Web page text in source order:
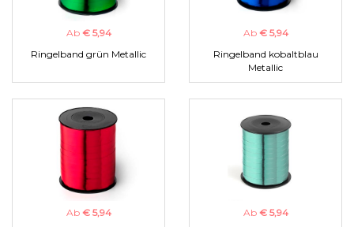
Ab € 5,94
Ringelband grün Metallic
Ab € 5,94
Ringelband kobaltblau
Metallic
Ab € 5,94
Ab € 5,94